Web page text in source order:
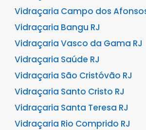
Vidraçaria Campo dos
Vidraçaria Bangu RJ
Vidraçaria Vasco da Gama RJ
Vidraçaria Saúde RJ
Vidraçaria São Cristóvão RJ
Vidraçaria Santo Cristo RJ
Vidraçaria Santa Teresa RJ
Vidraçaria Rio Comprido RJ